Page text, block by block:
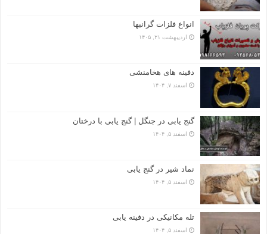
انواع فلزات گرانبها
اردیبهشت ۲۱, ۱۴۰۵
دفینه های هخامنشی
اسفند ۷, ۱۴۰۴
گنج یابی در جنگل | گنج یابی با درختان
اسفند ۵, ۱۴۰۴
نماد شیر در گنج یابی
اسفند ۵, ۱۴۰۴
تله مکانیکی در دفینه یابی
اسفند ۵, ۱۴۰۴